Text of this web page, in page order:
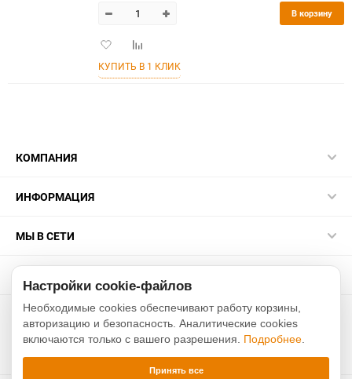
Добавить
избранное
Добавить
сравнению
В корзину
КУПИТЬ В 1 КЛИК
КОМПАНИЯ
ИНФОРМАЦИЯ
МЫ В СЕТИ
2015-2026 sakurarussia.ru
Разработано вXverst
Настройки cookie-файлов
Необходимые cookies обеспечивают работу корзины,
авторизацию и безопасность. Аналитические cookies
включаются только с вашего разрешения. Подробнее
Принять все